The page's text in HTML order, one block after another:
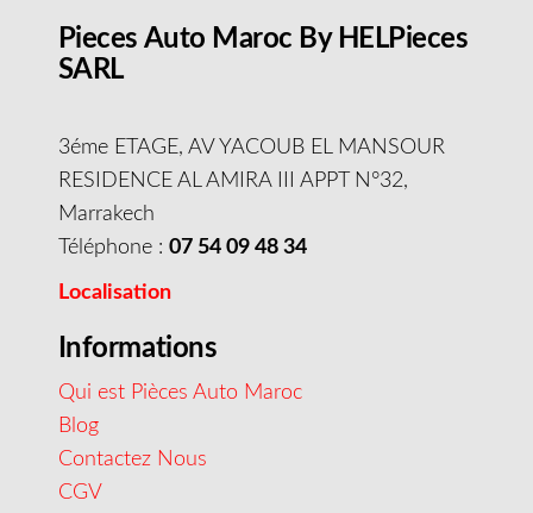
Pieces Auto Maroc By HELPieces
SARL
3éme ETAGE, AV YACOUB EL MANSOUR
RESIDENCE AL AMIRA III APPT N°32,
Marrakech
Téléphone : 07 54 09 48 34
Localisation
Informations
Qui est Pièces Auto Maroc
Blog
Contactez Nous
CGV